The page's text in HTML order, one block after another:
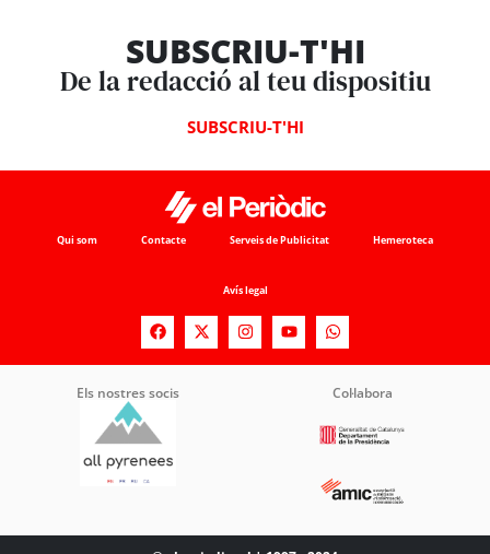
SUBSCRIU-T'HI
De la redacció al teu dispositiu
SUBSCRIU-T'HI
Qui som Contacte Serveis de Publicitat Hemeroteca
Avís legal
Els nostres socis Col·labora